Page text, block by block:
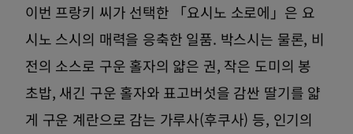
이번 프랑키 씨가 선택한 「요시노 소로에」은 요
시노 스시의 매력을 응축한 일품. 박스시는 물론, 비
전의 소스로 구운 홀자의 얇은 권, 작은 도미의 봉
초밥, 새긴 구운 홀자와 표고버섯을 감싼 딸기를 얇
게 구운 계란으로 감는 가루사(후쿠사) 등, 인기의